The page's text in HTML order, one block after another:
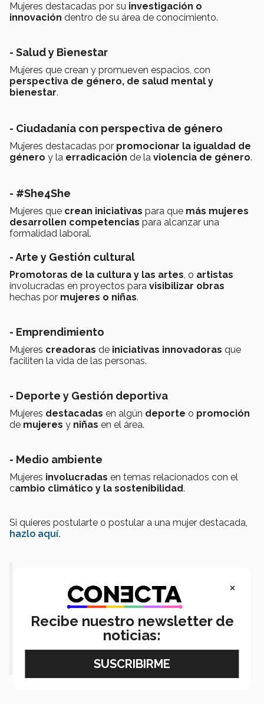
Mujeres destacadas por su investigación o
innovación dentro de su área de conocimiento.
- Salud y Bienestar
Mujeres que crean y promueven espacios, con
perspectiva de género, de salud mental y
bienestar.
- Ciudadanía con perspectiva de género
Mujeres destacadas por promocionar la igualdad de
género y la erradicación de la violencia de género.
- #She4She
Mujeres que crean iniciativas para que más mujeres
desarrollen competencias para alcanzar una
formalidad laboral.
- Arte y Gestión cultural
Promotoras de la cultura y las artes, o artistas
involucradas en proyectos para visibilizar obras
hechas por mujeres o niñas.
- Emprendimiento
Mujeres creadoras de iniciativas innovadoras que
faciliten la vida de las personas.
- Deporte y Gestión deportiva
Mujeres destacadas en algún deporte o promoción
de mujeres y niñas en el área.
- Medio ambiente
Mujeres involucradas en temas relacionados con el
cambio climático y la sostenibilidad.
Si quieres postularte o postular a una mujer destacada,
hazlo aquí.
para celebrar la trayectoria de
mujeres creadoras e inspiradoras;
mujeres que con su actuar, abren
caminos a otras mujeres".
×
Recibe nuestro newsletter de
noticias: